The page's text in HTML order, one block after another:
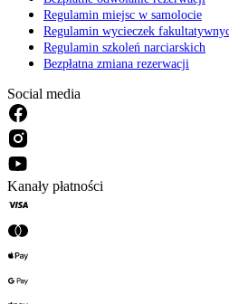
Regulamin miejsc w samolocie
Regulamin wycieczek
Regulamin szkoleń narciarskich
Bezpłatna zmiana rezerwacji
Social media
Kanały płatności